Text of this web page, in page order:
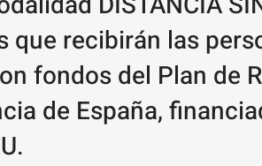
que recibirán las
fondos del Plan de
de España,